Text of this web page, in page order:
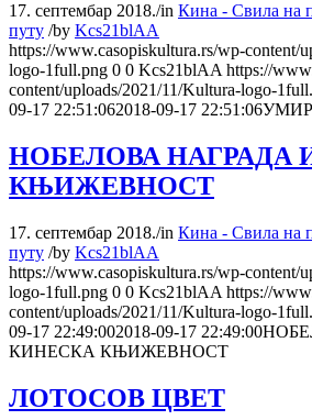
17. септембар 2018./in Кина - Свила на
путу /by Kcs21blAA
https://www.casopiskultura.rs/wp-content/
logo-1full.png 0 0 Kcs21blAA https://
content/uploads/2021/11/Kultura-logo-
09-17 22:51:062018-09-17 22:51:06
НОБЕЛОВА НАГРАДА
КЊИЖЕВНОСТ
17. септембар 2018./in Кина - Свила на
путу /by Kcs21blAA
https://www.casopiskultura.rs/wp-content/
logo-1full.png 0 0 Kcs21blAA https://
content/uploads/2021/11/Kultura-logo-
09-17 22:49:002018-09-17 22:49:00
КИНЕСКА КЊИЖЕВНОСТ
ЛОТОСОВ ЦВЕТ